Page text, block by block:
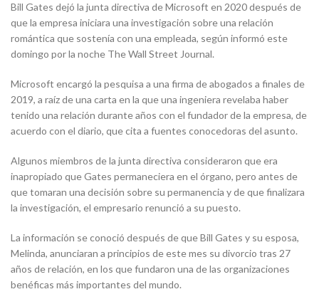
Bill Gates dejó la junta directiva de Microsoft en 2020 después de
que la empresa iniciara una investigación sobre una relación
romántica que sostenía con una empleada, según informó este
domingo por la noche The Wall Street Journal.
Microsoft encargó la pesquisa a una firma de abogados a finales de
2019, a raíz de una carta en la que una ingeniera revelaba haber
tenido una relación durante años con el fundador de la empresa, de
acuerdo con el diario, que cita a fuentes conocedoras del asunto.
Algunos miembros de la junta directiva consideraron que era
inapropiado que Gates permaneciera en el órgano, pero antes de
que tomaran una decisión sobre su permanencia y de que finalizara
la investigación, el empresario renunció a su puesto.
La información se conoció después de que Bill Gates y su esposa,
Melinda, anunciaran a principios de este mes su divorcio tras 27
años de relación, en los que fundaron una de las organizaciones
benéficas más importantes del mundo.